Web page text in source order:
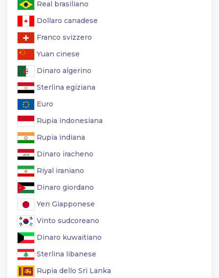
Real brasiliano
Dollaro canadese
Franco svizzero
Yuan cinese
Dinaro algerino
Sterlina egiziana
Euro
Rupia indonesiana
Rupia indiana
Dinaro iracheno
Riyal iraniano
Dinaro giordano
Yen Giapponese
Vinto sudcoreano
Dinaro kuwaitiano
Sterlina libanese
Rupia dello Sri Lanka